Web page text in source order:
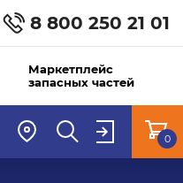
8 800 250 21 01
Маркетплейс
запасных частей
0